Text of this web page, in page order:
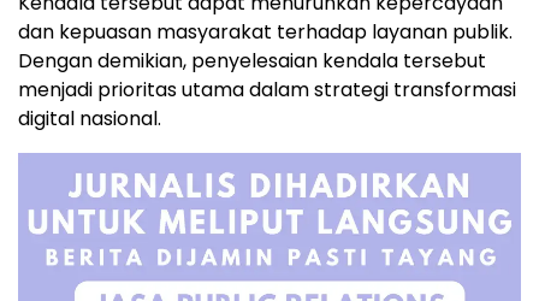
Hambatan struktural ini berdampak nyata bagi
masyarakat, seperti waktu tunggu yang lama,
pengisian dokumen yang harus dilakukan berulang-
ulang, serta proses administrasi yang kompleks.
Kendala tersebut dapat menurunkan kepercayaan
dan kepuasan masyarakat terhadap layanan publik.
Dengan demikian, penyelesaian kendala tersebut
menjadi prioritas utama dalam strategi transformasi
digital nasional.